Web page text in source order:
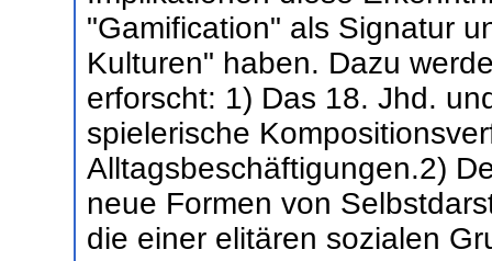
"Gamification" als Signatur
Kulturen" haben. Dazu
erforscht: 1) Das 18. Jhd.
spielerische
Alltagsbeschäftigungen.2)
neue Formen von
die einer elitären sozialen